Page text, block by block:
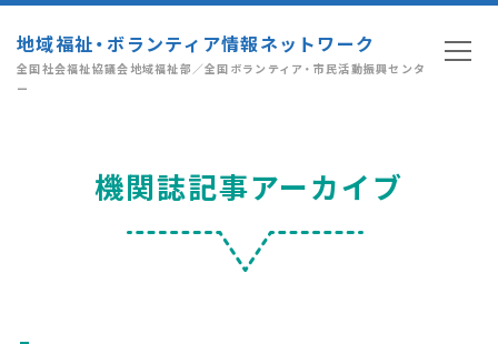
地域福祉・ボランティア情報ネットワーク
全国社会福祉協議会地域福祉部／全国ボランティア・市民活動振興センタ
ー
機関誌記事アーカイブ